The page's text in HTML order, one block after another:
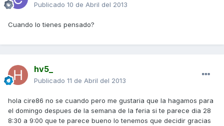
Publicado 10 de Abril del 2013
Cuando lo tienes pensado?
hv5_
Publicado 11 de Abril del 2013
hola cire86 no se cuando pero me gustaria que la hagamos para
el domingo despues de la semana de la feria si te parece dia 28
8:30 a 9:00 que te parece bueno lo tenemos que decidir gracias